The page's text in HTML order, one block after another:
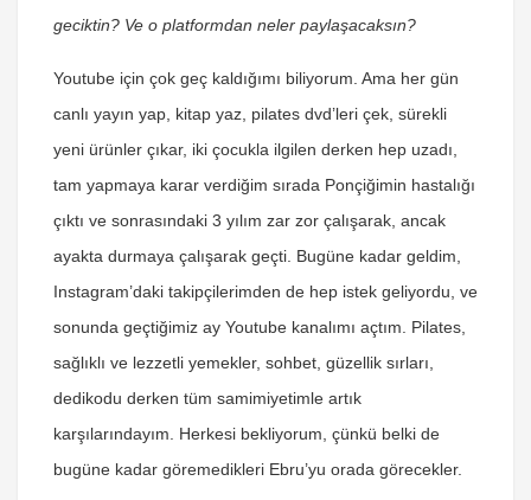
geciktin? Ve o platformdan neler paylaşacaksın?
Youtube için çok geç kaldığımı biliyorum. Ama her gün
canlı yayın yap, kitap yaz, pilates dvd’leri çek, sürekli
yeni ürünler çıkar, iki çocukla ilgilen derken hep uzadı,
tam yapmaya karar verdiğim sırada Ponçiğimin hastalığı
çıktı ve sonrasındaki 3 yılım zar zor çalışarak, ancak
ayakta durmaya çalışarak geçti. Bugüne kadar geldim,
Instagram’daki takipçilerimden de hep istek geliyordu, ve
sonunda geçtiğimiz ay Youtube kanalımı açtım. Pilates,
sağlıklı ve lezzetli yemekler, sohbet, güzellik sırları,
dedikodu derken tüm samimiyetimle artık
karşılarındayım. Herkesi bekliyorum, çünkü belki de
bugüne kadar göremedikleri Ebru’yu orada görecekler.